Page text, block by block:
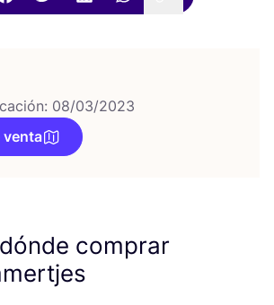
08/03/2023
venta
comprar